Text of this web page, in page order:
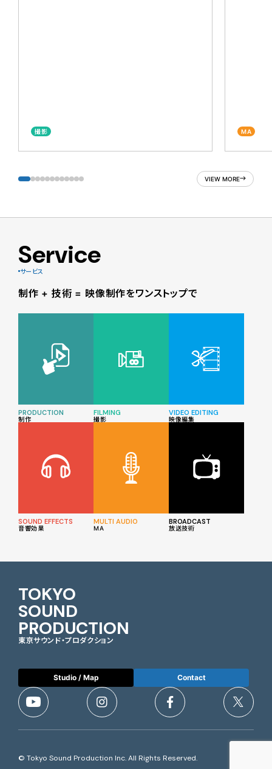
撮影 MA
VIEW MORE
Service
サービス
制作 + 技術 = 映像制作をワンストップで
PRODUCTION
制作
FILMING
撮影
VIDEO EDITING
映像編集
SOUND EFFECTS
音響効果
MULTI AUDIO
MA
BROADCAST
放送技術
TOKYO
SOUND
PRODUCTION
東京サウンド・プロダクション
Studio / Map Contact
© Tokyo Sound Production Inc. All Rights Reserved.